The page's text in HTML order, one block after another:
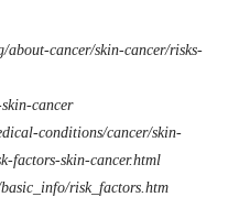
about-cancer/skin-cancer/risks-
cancer
conditions/cancer/skin-
factors-skin-cancer.html
risk_factors.htm